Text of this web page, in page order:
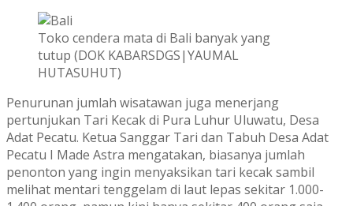
Toko cendera mata di Bali banyak yang
tutup (DOK KABARSDGS|YAUMAL
HUTASUHUT)
Penurunan jumlah wisatawan juga menerjang
pertunjukan Tari Kecak di Pura Luhur Uluwatu, Desa
Adat Pecatu. Ketua Sanggar Tari dan Tabuh Desa Adat
Pecatu I Made Astra mengatakan, biasanya jumlah
penonton yang ingin menyaksikan tari kecak sambil
melihat mentari tenggelam di laut lepas sekitar 1.000-